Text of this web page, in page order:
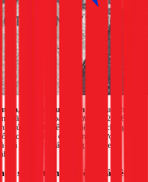
tra, nghiệm thu và bàn giao
Sau khi
đã khô hoàn toàn (thường sau 24-48h),
thử nước để kiểm tra hiệu quả chống
có vấn đề gì, công trình sẽ được
bàn giao cho khách hàng kèm theo
sự an tâm và hiệu quả bền